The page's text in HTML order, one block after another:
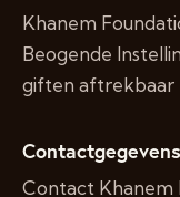
Khanem
Beogende
giften aftrekbaar
Contactgegevens
Contact Khanem